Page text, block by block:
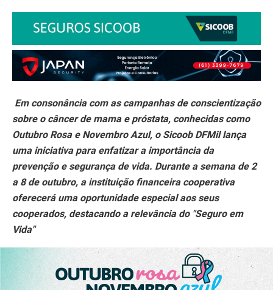
Em consonância com as campanhas de conscientização
sobre o câncer de mama e próstata, conhecidas como
Outubro Rosa e Novembro Azul, o Sicoob DFMil lança
uma iniciativa para enfatizar a importância da
prevenção e segurança de vida. Durante a semana de 2
a 8 de outubro, a instituição financeira cooperativa
oferecerá uma oportunidade especial aos seus
cooperados, destacando a relevância do "Seguro em
Vida"